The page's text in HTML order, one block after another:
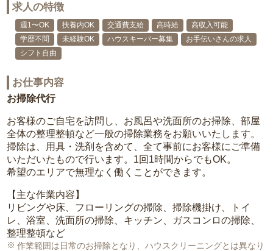
求人の特徴
週1〜OK 扶養内OK 交通費支給 高時給
高収入可能
学歴不問
未経験OK ハウスキーパー募集
お手伝いさんの求人
シフト自由
お仕事内容
お掃除代行
お客様のご自宅を訪問し、お風呂や洗面所のお掃除、部屋
全体の整理整頓など一般の掃除業務をお願いいたします。
掃除は、用具・洗剤を含めて、全て事前にお客様にご準備
いただいたもので行います。1回1時間からでもOK。
希望のエリアで無理なく働くことができます。
【主な作業内容】
リビングや床、フローリングの掃除、掃除機掛け、トイ
レ、浴室、洗面所の掃除、キッチン、ガスコンロの掃除、
整理整頓など
作業範囲は日常のお掃除となり、ハウスクリーニングとは異なり